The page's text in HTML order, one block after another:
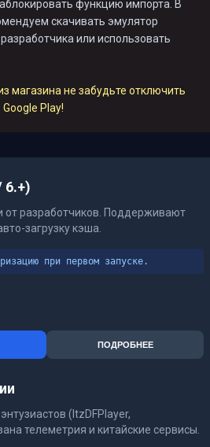
функцию импорта. В
скачивать эмулятор
или использовать
магазина не забудьте отключить
Play!
6.+)
разработчиков. Поддерживают
загрузку кэша.
при первом запуске.
ПОДРОБНЕЕ
(ItzDFPlayer,
телеметрия и китайские сервисы.